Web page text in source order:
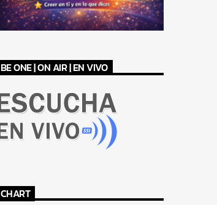
BE ONE | ON AIR | EN VIVO
CHART